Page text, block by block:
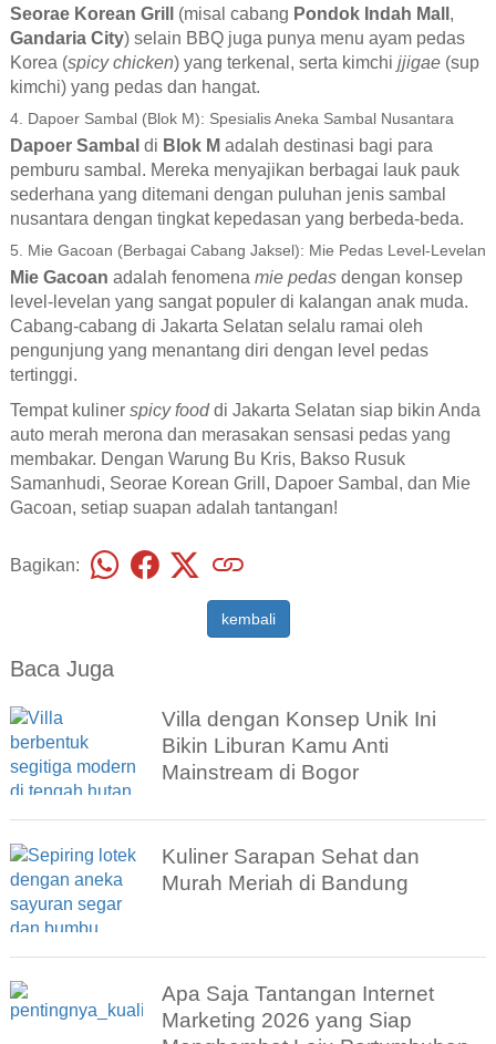
Seorae Korean Grill (misal cabang Pondok Indah Mall ,
Gandaria City) selain BBQ juga punya menu ayam pedas
Korea (spicy chicken) yang terkenal, serta kimchi jjigae(sup
kimchi) yang pedas dan hangat.
4. Dapoer Sambal (Blok M): Spesialis Aneka Sambal Nusantara
Dapoer Sambal di Blok M adalah destinasi bagi para
pemburu sambal. Mereka menyajikan berbagai lauk pauk
sederhana yang ditemani dengan puluhan jenis sambal
nusantara dengan tingkat kepedasan yang berbeda-beda.
5. Mie Gacoan (Berbagai Cabang Jaksel): Mie Pedas Level-Levelan
Mie Gacoan adalah fenomena mie pedasdengan konsep
level-levelan yang sangat populer di kalangan anak muda.
Cabang-cabang di Jakarta Selatan selalu ramai oleh
pengunjung yang menantang diri dengan level pedas
tertinggi.
Tempat kuliner spicy fooddi Jakarta Selatan siap bikin Anda
auto merah merona dan merasakan sensasi pedas yang
membakar. Dengan Warung Bu Kris, Bakso Rusuk
Samanhudi, Seorae Korean Grill, Dapoer Sambal, dan Mie
Gacoan, setiap suapan adalah tantangan!
Bagikan:
kembali
Baca Juga
Villa dengan Konsep Unik Ini
Bikin Liburan Kamu Anti
Mainstream di Bogor
Kuliner Sarapan Sehat dan
Murah Meriah di Bandung
Apa Saja Tantangan Internet
Marketing 2026 yang Siap